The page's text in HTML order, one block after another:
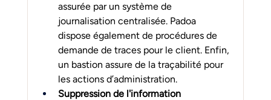
assurée par un système de
journalisation centralisée. Padoa
dispose également de procédures de
demande de traces pour le client. Enfin,
un bastion assure de la traçabilité pour
les actions d’administration.
Suppression de l'information